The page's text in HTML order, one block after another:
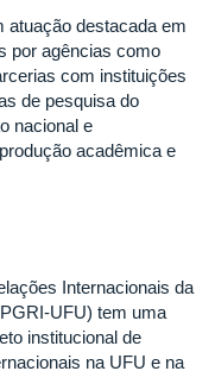
destacada em
por agências como
com instituições
de pesquisa do
nacional e
acadêmica e
Internacionais da
UFU) tem uma
institucional de
na UFU e na